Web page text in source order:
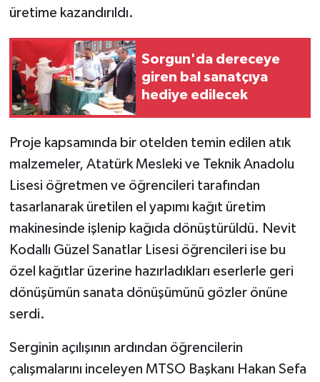
üretime kazandırıldı.
Sorgun'da dereceye
giren bal sanatçıya
hediye edilecek
Proje kapsamında bir otelden temin edilen atık
malzemeler, Atatürk Mesleki ve Teknik Anadolu
Lisesi öğretmen ve öğrencileri tarafından
tasarlanarak üretilen el yapımı kağıt üretim
makinesinde işlenip kağıda dönüştürüldü. Nevit
Kodallı Güzel Sanatlar Lisesi öğrencileri ise bu
özel kağıtlar üzerine hazırladıkları eserlerle geri
dönüşümün sanata dönüşümünü gözler önüne
serdi.
Serginin açılışının ardından öğrencilerin
çalışmalarını inceleyen MTSO Başkanı Hakan Sefa
TEKNOLOJİ
Turizm
ÜLKE GÜNDEMİ
YAŞAM
YEREL
Yerel Haberler